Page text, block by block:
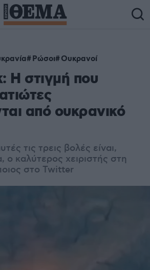
Ρώσοι Ουκρανοί
H στιγμή που
από ουκρανικό
τις τρεις βολές είναι,
ο καλύτερος χειριστής στη
στο Twitter